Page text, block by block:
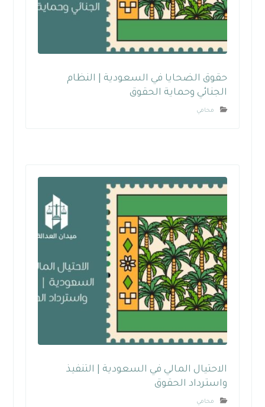
حقوق الضحايا في السعودية | النظام
الجنائي وحماية الحقوق
محامي
الاحتيال المالي في السعودية | التنفيذ
واسترداد الحقوق
محامي